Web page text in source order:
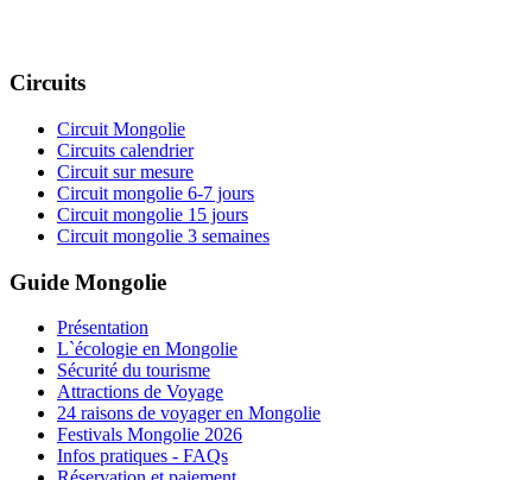
Circuits
Circuit Mongolie
Circuits calendrier
Circuit sur mesure
Circuit mongolie 6-7 jours
Circuit mongolie 15 jours
Circuit mongolie 3 semaines
Guide Mongolie
Présentation
L`écologie en Mongolie
Sécurité du tourisme
Attractions de Voyage
24 raisons de voyager en Mongolie
Festivals Mongolie 2026
Infos pratiques - FAQs